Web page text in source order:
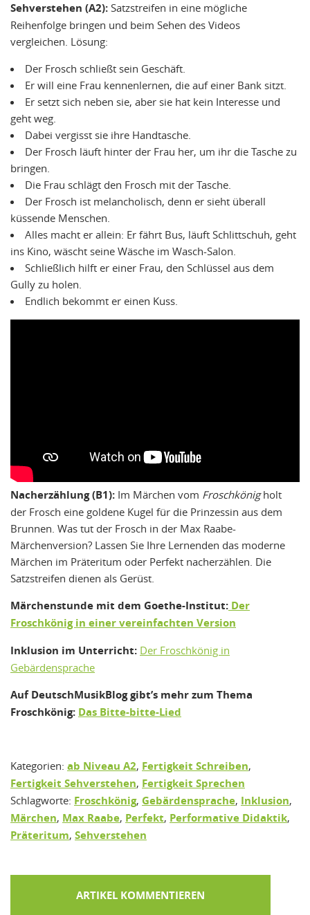
Sehverstehen (A2): Satzstreifen in eine mögliche
Reihenfolge bringen und beim Sehen des Videos
vergleichen. Lösung:
Der Frosch schließt sein Geschäft.
Er will eine Frau kennenlernen, die auf einer Bank sitzt.
Er setzt sich neben sie, aber sie hat kein Interesse und
geht weg.
Dabei vergisst sie ihre Handtasche.
Der Frosch läuft hinter der Frau her, um ihr die Tasche zu
bringen.
Die Frau schlägt den Frosch mit der Tasche.
Der Frosch ist melancholisch, denn er sieht überall
küssende Menschen.
Alles macht er allein: Er fährt Bus, läuft Schlittschuh, geht
ins Kino, wäscht seine Wäsche im Wasch-Salon.
Schließlich hilft er einer Frau, den Schlüssel aus dem
Gully zu holen.
Endlich bekommt er einen Kuss.
Nacherzählung (B1): Im Märchen vom Froschkönigholt
der Frosch eine goldene Kugel für die Prinzessin aus dem
Brunnen. Was tut der Frosch in der Max Raabe-
Märchenversion? Lassen Sie Ihre Lernenden das moderne
Märchen im Präteritum oder Perfekt nacherzählen. Die
Satzstreifen dienen als Gerüst.
Märchenstunde mit dem Goethe-Institut: Der
Froschkönig in einer vereinfachten Version
Inklusion im Unterricht: Der Froschkönig in
Gebärdensprache
Auf DeutschMusikBlog gibt’s mehr zum Thema
Froschkönig: Das Bitte-bitte-Lied
Kategorien: ab Niveau A2, Fertigkeit Schreiben,
Fertigkeit Sehverstehen, Fertigkeit Sprechen
Schlagworte: Froschkönig, Gebärdensprache, Inklusion,
Märchen, Max Raabe, Perfekt, Performative Didaktik,
Präteritum, Sehverstehen
ARTIKEL KOMMENTIEREN